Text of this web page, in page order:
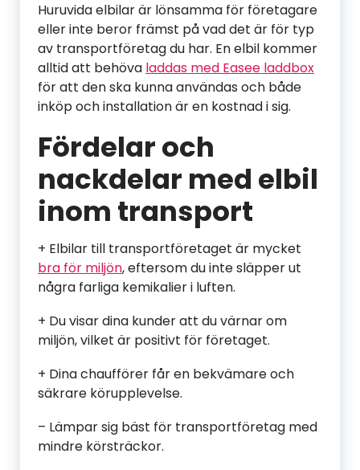
Huruvida elbilar är lönsamma för företagare
eller inte beror främst på vad det är för typ
av transportföretag du har. En elbil kommer
alltid att behöva laddas med Easee laddbox
för att den ska kunna användas och både
inköp och installation är en kostnad i sig.
Fördelar och
nackdelar med elbil
inom transport
+ Elbilar till transportföretaget är mycket
bra för miljön, eftersom du inte släpper ut
några farliga kemikalier i luften.
+ Du visar dina kunder att du värnar om
miljön, vilket är positivt för företaget.
+ Dina chaufförer får en bekvämare och
säkrare körupplevelse.
– Lämpar sig bäst för transportföretag med
mindre körsträckor.